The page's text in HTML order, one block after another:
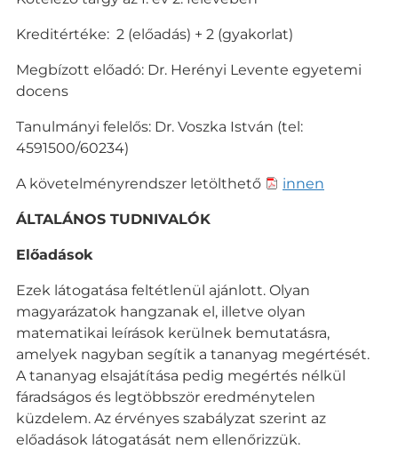
r
á
s
Kreditértéke: 2 (előadás) + 2 (gyakorlat)
Megbízott előadó: Dr. Herényi Levente egyetemi
docens
Tanulmányi felelős: Dr. Voszka István (tel:
4591500/60234)
A követelményrendszer letölthető innen
ÁLTALÁNOS TUDNIVALÓK
Előadások
Ezek látogatása feltétlenül ajánlott. Olyan
magyarázatok hangzanak el, illetve olyan
matematikai leírások kerülnek bemutatásra,
amelyek nagyban segítik a tananyag megértését.
A tananyag elsajátítása pedig megértés nélkül
fáradságos és legtöbbször eredménytelen
küzdelem. Az érvényes szabályzat szerint az
előadások látogatását nem ellenőrizzük.